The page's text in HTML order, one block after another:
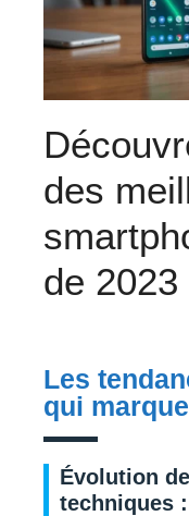
des
de 2023
Les
qui
Évolution
techniques